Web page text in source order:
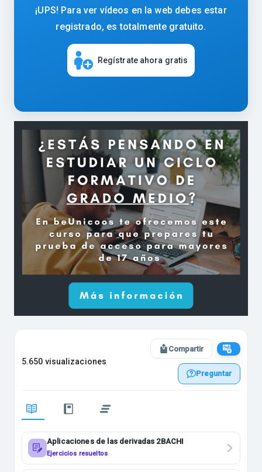
¡UPS! Para ver vídeos en la web debes estar
registrado, es totalmente gratuito.
Regístrate ahora gratis
5.650 visualizaciones
Compartir
Preguntar
Aplicaciones de las derivadas 2BACHI
Ejercicios resueltos